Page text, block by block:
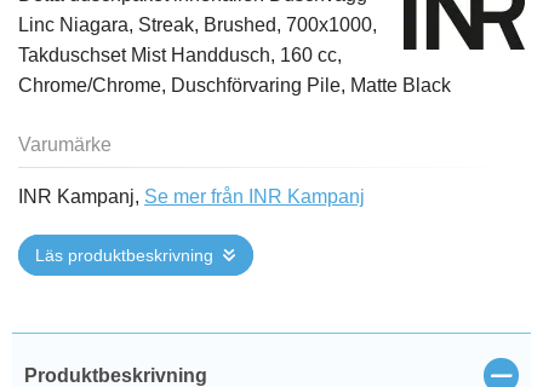
Linc Niagara, Streak, Brushed, 700x1000,
Takduschset Mist Handdusch, 160 cc,
Chrome/Chrome, Duschförvaring Pile, Matte Black
Varumärke
INR Kampanj, Se mer från INR Kampanj
Läs produktbeskrivning
Produktbeskrivning Stäng